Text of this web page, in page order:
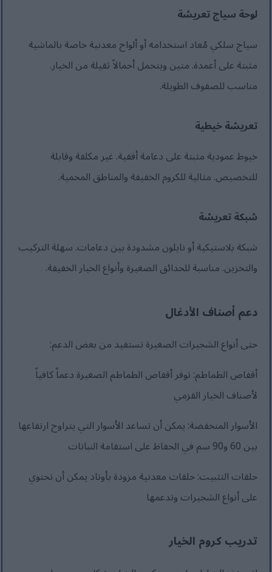
لوحة سياج تعريشة
سياج سلكي مُعاد استخدامه أو ألواح معدنية خاصة بالماشية
مثبتة على أعمدة. متين ويتحمل أحمالاً ثقيلة من الخيار.
مناسب للصفوف الطويلة.
تعريشة خيطية
خيوط عمودية مثبتة على دعامة أفقية. غير مكلفة وقابلة
للتخصيص. مثالية للكروم الخفيفة والمناطق المحمية.
شبكة تعريشة
شبكة بلاستيكية أو نايلون مشدودة بين دعامات. سهلة التركيب
والتخزين. مناسبة للحدائق الصغيرة وأنواع الخيار الخفيفة.
دعم أصناف الأدغال
حتى أنواع الشجيرات الصغيرة تستفيد من بعض الدعم:
أقفاص الطماطم: توفر أقفاص الطماطم الصغيرة دعماً كافياً
لأصناف الخيار القزمي
الأسوار المنخفضة: يمكن أن تساعد الأسوار التي يتراوح ارتفاعها
بين 60 و90 سم في الحفاظ على استقامة النباتات
حلقات التثبيت: حلقات معدنية مزودة بأوتاد يمكن أن تحتوي
على أنواع الشجيرات وتدعمها
تدريب كروم الخيار